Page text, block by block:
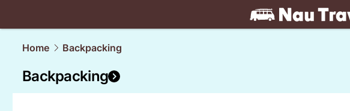
travel.NAU.ch
Home
Backpacking
Backpacking